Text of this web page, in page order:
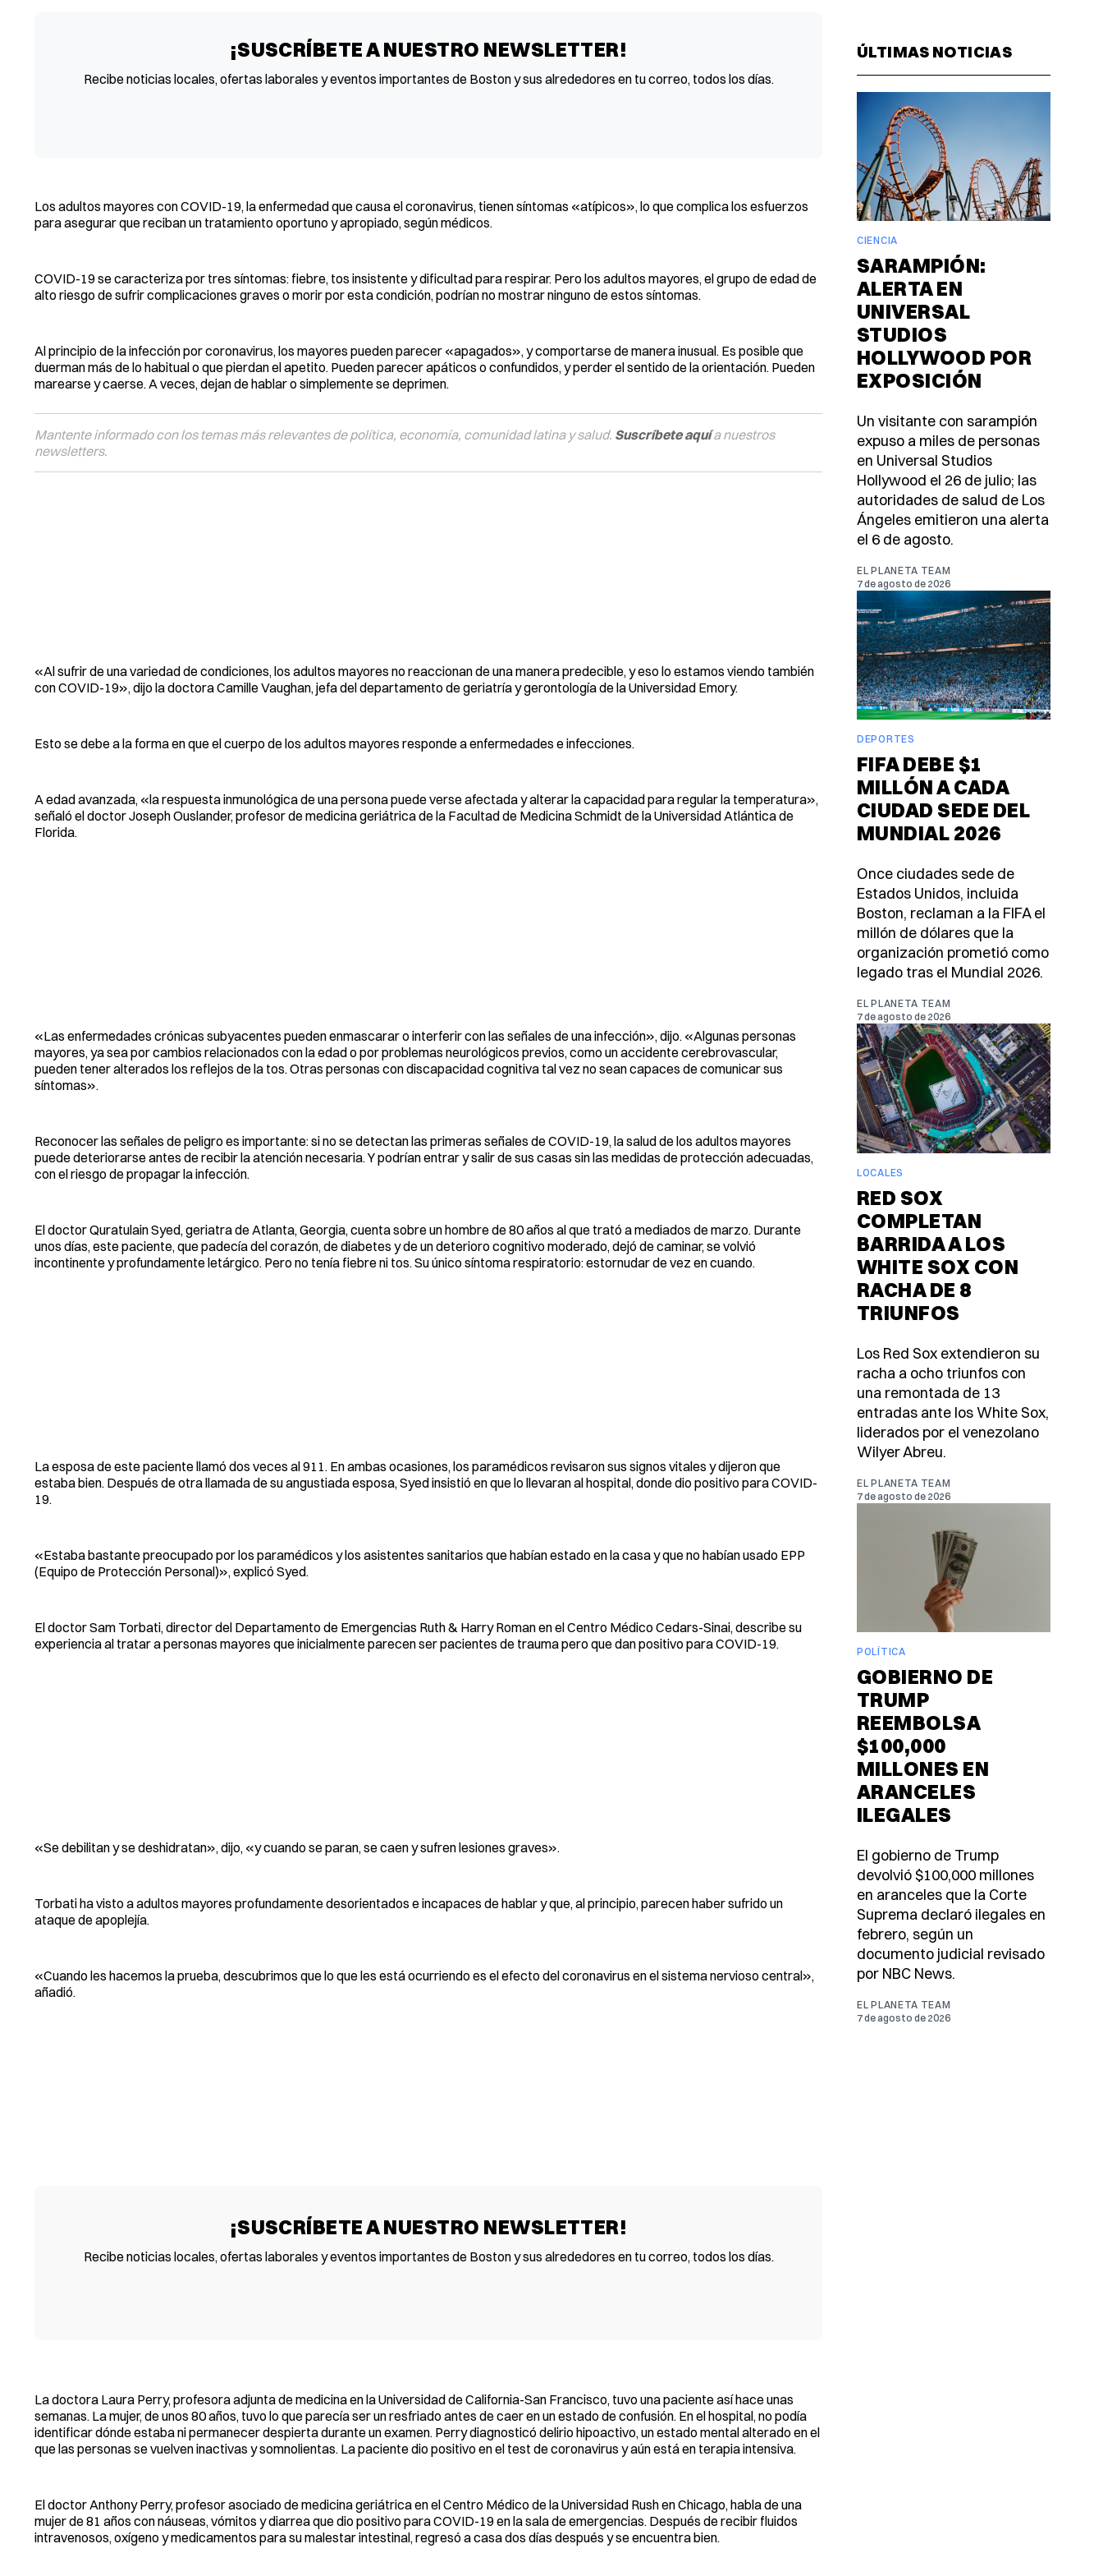
¡SUSCRÍBETE A NUESTRO NEWSLETTER!
Recibe noticias locales, ofertas laborales y eventos importantes de Boston y sus alrededores en tu correo, todos los días.
Los adultos mayores con COVID-19, la enfermedad que causa el coronavirus, tienen síntomas «atípicos», lo que complica los esfuerzos
para asegurar que reciban un tratamiento oportuno y apropiado, según médicos.
COVID-19 se caracteriza por tres síntomas: fiebre, tos insistente y dificultad para respirar. Pero los adultos mayores, el grupo de edad de
alto riesgo de sufrir complicaciones graves o morir por esta condición, podrían no mostrar ninguno de estos síntomas.
Al principio de la infección por coronavirus, los mayores pueden parecer «apagados», y comportarse de manera inusual. Es posible que
duerman más de lo habitual o que pierdan el apetito. Pueden parecer apáticos o confundidos, y perder el sentido de la orientación. Pueden
marearse y caerse. A veces, dejan de hablar o simplemente se deprimen.
Mantente informado con los temas más relevantes de política, economía, comunidad latina y salud. Suscríbete aquía nuestros
newsletters.
«Al sufrir de una variedad de condiciones, los adultos mayores no reaccionan de una manera predecible, y eso lo estamos viendo también
con COVID-19», dijo la doctora Camille Vaughan, jefa del departamento de geriatría y gerontología de la Universidad Emory.
Esto se debe a la forma en que el cuerpo de los adultos mayores responde a enfermedades e infecciones.
A edad avanzada, «la respuesta inmunológica de una persona puede verse afectada y alterar la capacidad para regular la temperatura»,
señaló el doctor Joseph Ouslander, profesor de medicina geriátrica de la Facultad de Medicina Schmidt de la Universidad Atlántica de
Florida.
«Las enfermedades crónicas subyacentes pueden enmascarar o interferir con las señales de una infección», dijo. «Algunas personas
mayores, ya sea por cambios relacionados con la edad o por problemas neurológicos previos, como un accidente cerebrovascular,
pueden tener alterados los reflejos de la tos. Otras personas con discapacidad cognitiva tal vez no sean capaces de comunicar sus
síntomas».
Reconocer las señales de peligro es importante: si no se detectan las primeras señales de COVID-19, la salud de los adultos mayores
puede deteriorarse antes de recibir la atención necesaria. Y podrían entrar y salir de sus casas sin las medidas de protección adecuadas,
con el riesgo de propagar la infección.
El doctor Quratulain Syed, geriatra de Atlanta, Georgia, cuenta sobre un hombre de 80 años al que trató a mediados de marzo. Durante
unos días, este paciente, que padecía del corazón, de diabetes y de un deterioro cognitivo moderado, dejó de caminar, se volvió
incontinente y profundamente letárgico. Pero no tenía fiebre ni tos. Su único síntoma respiratorio: estornudar de vez en cuando.
La esposa de este paciente llamó dos veces al 911. En ambas ocasiones, los paramédicos revisaron sus signos vitales y dijeron que
estaba bien. Después de otra llamada de su angustiada esposa, Syed insistió en que lo llevaran al hospital, donde dio positivo para COVID-
19.
«Estaba bastante preocupado por los paramédicos y los asistentes sanitarios que habían estado en la casa y que no habían usado EPP
(Equipo de Protección Personal)», explicó Syed.
El doctor Sam Torbati, director del Departamento de Emergencias Ruth & Harry Roman en el Centro Médico Cedars-Sinai, describe su
experiencia al tratar a personas mayores que inicialmente parecen ser pacientes de trauma pero que dan positivo para COVID-19.
«Se debilitan y se deshidratan», dijo, «y cuando se paran, se caen y sufren lesiones graves».
Torbati ha visto a adultos mayores profundamente desorientados e incapaces de hablar y que, al principio, parecen haber sufrido un
ataque de apoplejía.
«Cuando les hacemos la prueba, descubrimos que lo que les está ocurriendo es el efecto del coronavirus en el sistema nervioso central»,
añadió.
¡SUSCRÍBETE A NUESTRO NEWSLETTER!
Recibe noticias locales, ofertas laborales y eventos importantes de Boston y sus alrededores en tu correo, todos los días.
La doctora Laura Perry, profesora adjunta de medicina en la Universidad de California-San Francisco, tuvo una paciente así hace unas
semanas. La mujer, de unos 80 años, tuvo lo que parecía ser un resfriado antes de caer en un estado de confusión. En el hospital, no podía
identificar dónde estaba ni permanecer despierta durante un examen. Perry diagnosticó delirio hipoactivo, un estado mental alterado en el
que las personas se vuelven inactivas y somnolientas. La paciente dio positivo en el test de coronavirus y aún está en terapia intensiva.
El doctor Anthony Perry, profesor asociado de medicina geriátrica en el Centro Médico de la Universidad Rush en Chicago, habla de una
mujer de 81 años con náuseas, vómitos y diarrea que dio positivo para COVID-19 en la sala de emergencias. Después de recibir fluidos
intravenosos, oxígeno y medicamentos para su malestar intestinal, regresó a casa dos días después y se encuentra bien.
ÚLTIMAS NOTICIAS
CIENCIA
SARAMPIÓN:
ALERTA EN
UNIVERSAL
STUDIOS
HOLLYWOOD POR
EXPOSICIÓN
Un visitante con sarampión
expuso a miles de personas
en Universal Studios
Hollywood el 26 de julio; las
autoridades de salud de Los
Ángeles emitieron una alerta
el 6 de agosto.
EL PLANETA TEAM
7 de agosto de 2026
DEPORTES
FIFA DEBE $1
MILLÓN A CADA
CIUDAD SEDE DEL
MUNDIAL 2026
Once ciudades sede de
Estados Unidos, incluida
Boston, reclaman a la FIFA el
millón de dólares que la
organización prometió como
legado tras el Mundial 2026.
EL PLANETA TEAM
7 de agosto de 2026
LOCALES
RED SOX
COMPLETAN
BARRIDA A LOS
WHITE SOX CON
RACHA DE 8
TRIUNFOS
Los Red Sox extendieron su
racha a ocho triunfos con
una remontada de 13
entradas ante los White Sox,
liderados por el venezolano
Wilyer Abreu.
EL PLANETA TEAM
7 de agosto de 2026
POLÍTICA
GOBIERNO DE
TRUMP
REEMBOLSA
$100,000
MILLONES EN
ARANCELES
ILEGALES
El gobierno de Trump
devolvió $100,000 millones
en aranceles que la Corte
Suprema declaró ilegales en
febrero, según un
documento judicial revisado
por NBC News.
EL PLANETA TEAM
7 de agosto de 2026